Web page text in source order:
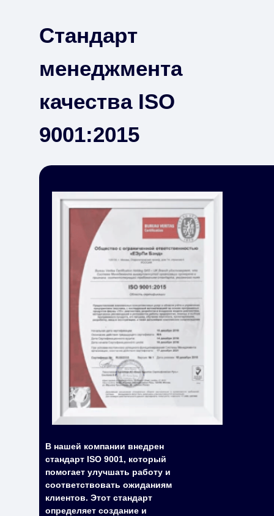
В нашей компании внедрен
стандарт ISO 9001, который
помогает улучшать работу и
соответствовать ожиданиям
клиентов. Этот стандарт
определяет создание и
Стандарт
менеджмента
качества ISO
9001:2015